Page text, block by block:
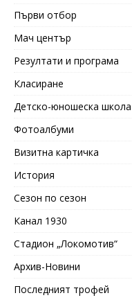
Първи отбор
Мач център
Резултати и програма
Класиране
Детско-юношеска школа
Фотоалбуми
Визитна картичка
История
Сезон по сезон
Канал 1930
Стадион „Локомотив“
Архив-Новини
Последният трофей